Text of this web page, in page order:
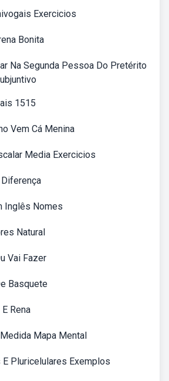
Exercicios
Bonita
Na Segunda Pessoa Do Pretérito
1515
Vem Cá Menina
Media Exercicios
Inglês Nomes
Natural
Vai Fazer
Basquete
Rena
Mapa Mental
E Pluricelulares Exemplos